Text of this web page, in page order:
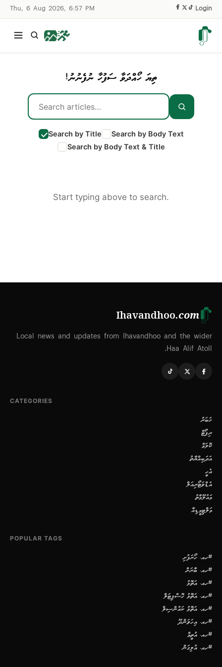
Thu, 6 Aug 2026, 6:57 PM Login
ތިޔަ ހޯއްދަވާ ސަފުހާ ނުފެނުނު!
Search by Title
Search by Body Text
Search by Body Text & Title
Start typing above to search.
Ihavandhoo.com
Local news and updates from Ihavandhoo and the wider
Haa Alif Atoll.
CATEGORIES
ޚަބަރު
ރިޕޯޓް
ކޮލަމް
އަދަބިއްޔާތު
އެހީ
އެޑްވަޓޯރިއަލް
މައުލޫމާތު
މަލްޓިމީޑިއާ
POPULAR TAGS
#ހއ. ހޯރަފުށި
#ހއ. ބާރަށް
#ހއ. އަތޮޅު
#ހއ. އަތޮޅު ހޮސްޕިޓަލް
#ހއ. އަތޮޅު ކައުންސިލް
#ހއ. އިހަވަންދޫ
#ހއ. އުތީމް
#ހއ. އުލިގަން